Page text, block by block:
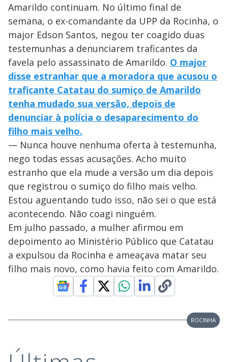
Amarildo continuam. No último final de
semana, o ex-comandante da UPP da Rocinha, o
major Edson Santos, negou ter coagido duas
testemunhas a denunciarem traficantes da
favela pelo assassinato de Amarildo. O major
disse estranhar que a moradora que acusou o
traficante Catatau do sumiço de Amarildo
tenha mudado sua versão, depois de
denunciar à polícia o desaparecimento do
filho mais velho.
— Nunca houve nenhuma oferta à testemunha,
nego todas essas acusações. Acho muito
estranho que ela mude a versão um dia depois
que registrou o sumiço do filho mais velho.
Estou aguentando tudo isso, não sei o que está
acontecendo. Não coagi ninguém.
Em julho passado, a mulher afirmou em
depoimento ao Ministério Público que Catatau
a expulsou da Rocinha e ameaçava matar seu
filho mais novo, como havia feito com Amarildo.
ROCINHA